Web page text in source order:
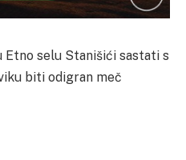
Etno selu Stanišići sastati s
biti odigran meč